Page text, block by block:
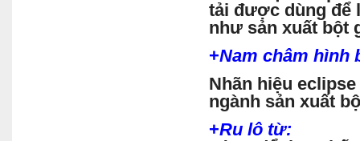
tải được dùng để
như sản xuất bột
+Nam châm hình
Nhãn hiệu
ngành sản xuất
+Ru lô từ: